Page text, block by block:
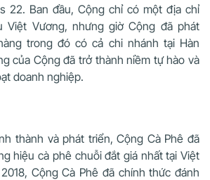
22. Ban đầu, Cộng chỉ có một địa chỉ
Việt Vương, nhưng giờ Cộng đã phát
trong đó có cả chi nhánh tại Hàn
của Cộng đã trở thành niềm tự hào và
doanh nghiệp.
thành và phát triển, Cộng Cà Phê đã
hiệu cà phê chuỗi đắt giá nhất tại Việt
Cộng Cà Phê đã chính thức đánh